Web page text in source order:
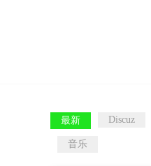
最新 Discuz
音乐